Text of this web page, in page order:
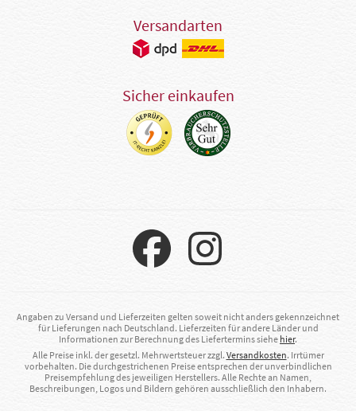
Versandarten
Sicher einkaufen
Angaben zu Versand und Lieferzeiten gelten soweit nicht anders gekennzeichnet
für Lieferungen nach Deutschland. Lieferzeiten für andere Länder und
Informationen zur Berechnung des Liefertermins siehe hier.
Alle Preise inkl. der gesetzl. Mehrwertsteuer zzgl. Versandkosten. Irrtümer
vorbehalten. Die durchgestrichenen Preise entsprechen der unverbindlichen
Preisempfehlung des jeweiligen Herstellers. Alle Rechte an Namen,
Beschreibungen, Logos und Bildern gehören ausschließlich den Inhabern.